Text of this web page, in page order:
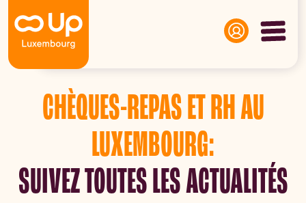
CHÈQUES-REPAS ET RH AU
LUXEMBOURG:
SUIVEZ TOUTES LES ACTUALITÉS
Panneau de gestion des cookies